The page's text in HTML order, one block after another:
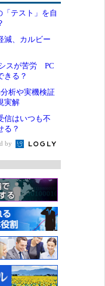
「テスト」を自
減、カルビー
スが苦労 PC
きる？
析や実機検証
実解
信はいつも不
る？
by